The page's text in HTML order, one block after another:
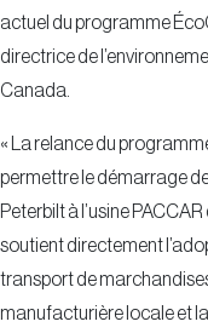
actuel du programme
directrice de
Canada.
« La relance du
permettre le démarrage
Peterbilt à l’usine
soutient directement
transport de
manufacturière locale et